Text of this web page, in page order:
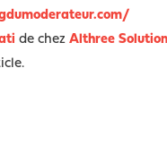
de chez Althree